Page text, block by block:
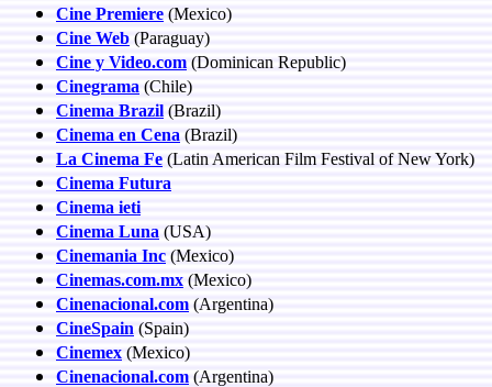
Cine Premiere (Mexico)
Cine Web (Paraguay)
Cine y Video.com (Dominican Republic)
Cinegrama (Chile)
Cinema Brazil (Brazil)
Cinema en Cena (Brazil)
La Cinema Fe (Latin American Film Festival of New York)
Cinema Futura
Cinema ieti
Cinema Luna (USA)
Cinemania Inc (Mexico)
Cinemas.com.mx (Mexico)
Cinenacional.com (Argentina)
CineSpain (Spain)
Cinemex (Mexico)
Cinenacional.com (Argentina)